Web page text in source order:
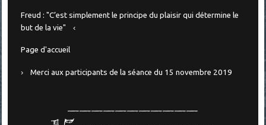
Freud : "C’est simplement le principe du plaisir qui détermine le
but de la vie"
Page d'accueil
Merci aux participants de la séance du 15 novembre 2019